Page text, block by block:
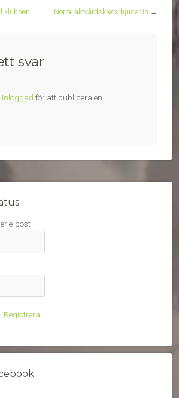
klubben Norra jaktvårdskrets bjuder in →
svar
inloggad för att publicera en
e-post
Registrera